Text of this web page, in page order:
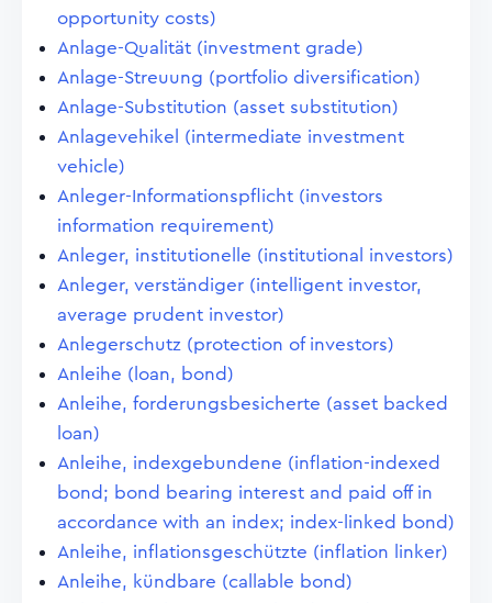
opportunity costs)
Anlage-Qualität (investment grade)
Anlage-Streuung (portfolio diversification)
Anlage-Substitution (asset substitution)
Anlagevehikel (intermediate investment
vehicle)
Anleger-Informationspflicht (investors
information requirement)
Anleger, institutionelle (institutional investors)
Anleger, verständiger (intelligent investor,
average prudent investor)
Anlegerschutz (protection of investors)
Anleihe (loan, bond)
Anleihe, forderungsbesicherte (asset backed
loan)
Anleihe, indexgebundene (inflation-indexed
bond; bond bearing interest and paid off in
accordance with an index; index-linked bond)
Anleihe, inflationsgeschützte (inflation linker)
Anleihe, kündbare (callable bond)